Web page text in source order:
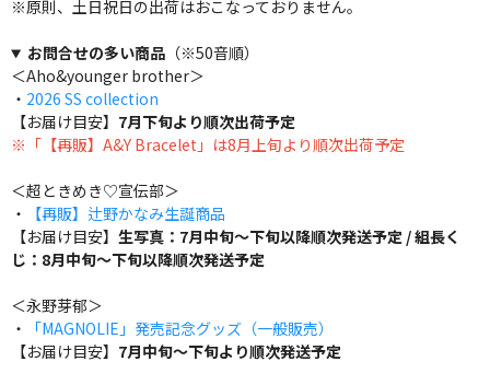
※原則、土日祝日の出荷はおこなっておりません。
お問合せの多い商品（※50音順）
＜Aho&younger brother＞
・ 2026 SS collection
【お届け目安】 7月下旬より順次出荷予定
※「【再販】A&Y Bracelet」は8月上旬より順次出荷予定
＜超ときめき♡宣伝部＞
・
【再販】辻野かなみ生誕商品
【お届け目安】 生写真：7月中旬～下旬以降順次発送予定 / 組長く
じ：8月中旬～下旬以降順次発送予定
＜永野芽郁＞
・
「MAGNOLIE」発売記念グッズ（一般販売）
【お届け目安】 7月中旬～下旬より順次発送予定